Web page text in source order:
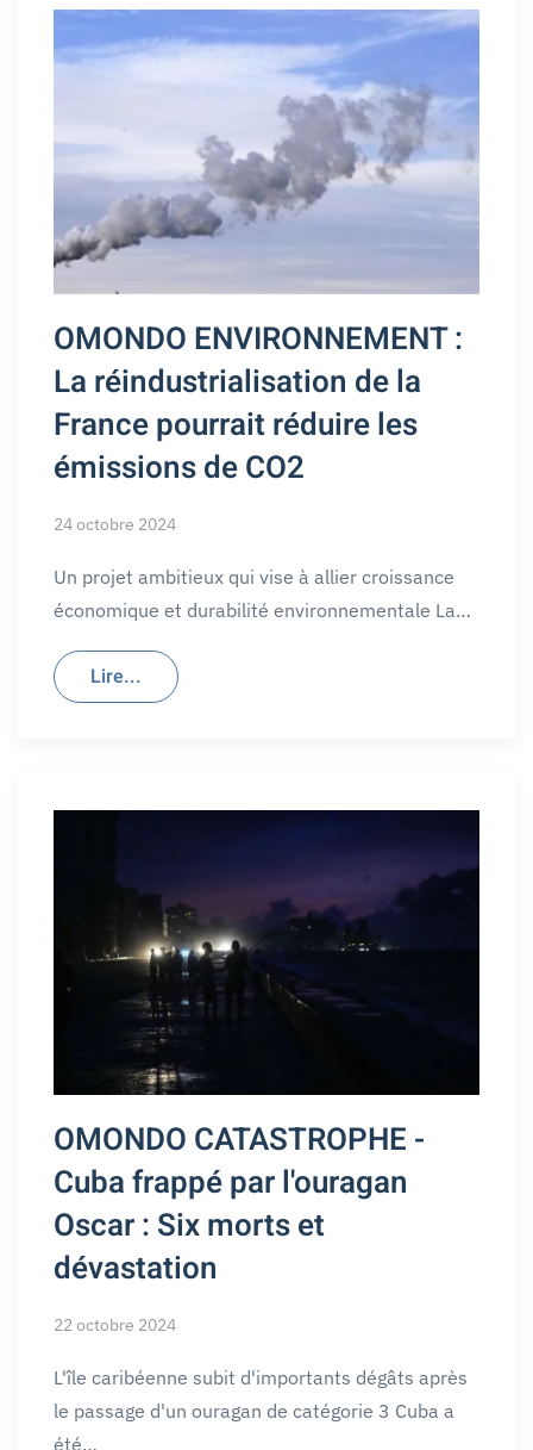
OMONDO ENVIRONNEMENT :
La réindustrialisation de la
France pourrait réduire les
émissions de CO2
24 octobre 2024
Un projet ambitieux qui vise à allier croissance
économique et durabilité environnementale La…
Lire...
OMONDO CATASTROPHE -
Cuba frappé par l'ouragan
Oscar : Six morts et
dévastation
22 octobre 2024
L'île caribéenne subit d'importants dégâts après
le passage d'un ouragan de catégorie 3 Cuba a
été…